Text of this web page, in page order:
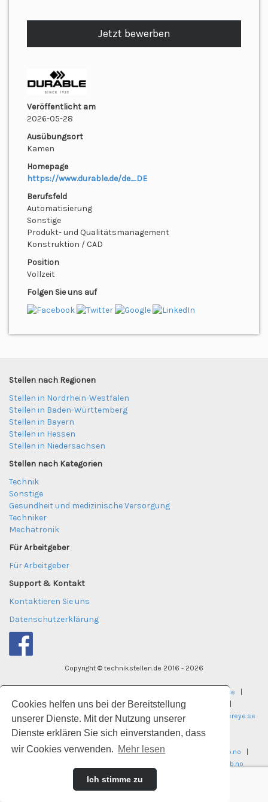
Cookies helfen uns bei der Bereitstellung
unserer Dienste. Mit der Nutzung unserer
Dienste erklären Sie sich einverstanden, dass
wir Cookies verwenden. Mehr lesen
Ich stimme zu
Jetzt bewerben
Veröffentlicht am
2026-05-28
Ausübungsort
Kamen
Homepage
https://www.durable.de/de_DE
Berufsfeld
Automatisierung
Sonstige
Produkt- und Qualitätsmanagement
Konstruktion / CAD
Position
Vollzeit
Folgen Sie uns auf
Stellen nach Regionen
Stellen in Nordrhein-Westfalen
Stellen in Baden-Württemberg
Stellen in Bayern
Stellen in Hessen
Stellen in Niedersachsen
Stellen nach Kategorien
Technik
Sonstige
Gesundheit und medizinische Versorgung
Techniker
Mechatronik
Für Arbeitgeber
Für Arbeitgeber
Support & Kontakt
Kontaktieren Sie uns
Datenschutzerklärung
Copyright © technikstellen.de 2016 - 2026
undervisningsjobb.se
careereye.se |universitetsvakanser.se |careereye.se
sjukvardsvakanser.se| careereye.se|itvakanser.se careereye.se
laegekarriere.dk
legestillinger.no|helseogsosialjobb.no regnskapsjobb.no
universitetsjobb.no
technikstellen.de|